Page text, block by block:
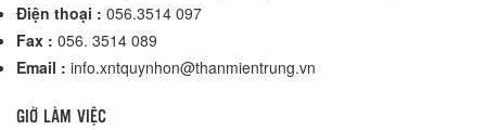
Điện thoại : 056.3514 097
Fax : 056. 3514 089
Email : info.xntquynhon@thanmientrung.vn
GIỜ LÀM VIỆC